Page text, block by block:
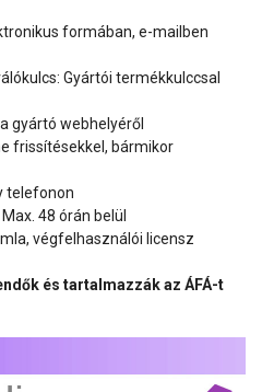
formában, e-mailben
Gyártói termékkulccsal
gyártó webhelyéről
frissítésekkel, bármikor
telefonon
48 órán belül
végfelhasználói licensz
és tartalmazzák az ÁFÁ-t